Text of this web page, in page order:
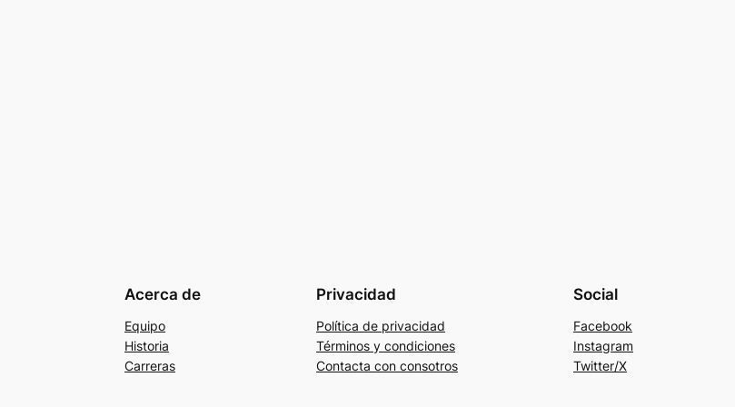
Acerca de
Equipo
Historia
Carreras
Privacidad
Política de privacidad
Términos y condiciones
Contacta con consotros
Social
Facebook
Instagram
Twitter/X